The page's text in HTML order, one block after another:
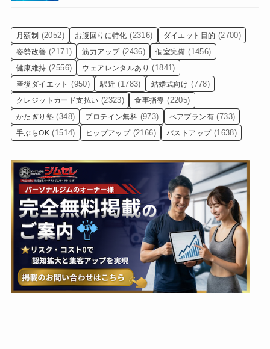
月額制 (2052) お腹回りに特化 (2316) ダイエット目的 (2700)
姿勢改善 (2171) 筋力アップ (2436) 個室完備 (1456)
健康維持 (2556) ウェアレンタルあり (1841)
産後ダイエット (950) 駅近 (1783) 結婚式向け (778)
クレジットカード支払い (2323) 食事指導 (2205)
かたぎり塾 (348) プロテイン無料 (973) ペアプラン有 (733)
手ぶらOK (1514) ヒップアップ (2166) バストアップ (1638)